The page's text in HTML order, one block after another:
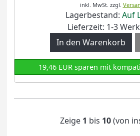
inkl. MwSt. zzgl.
Lagerbestand: Auf
Lieferzeit: 1-3
19,46 EUR sparen mit
Zeige 1 bis 10(von